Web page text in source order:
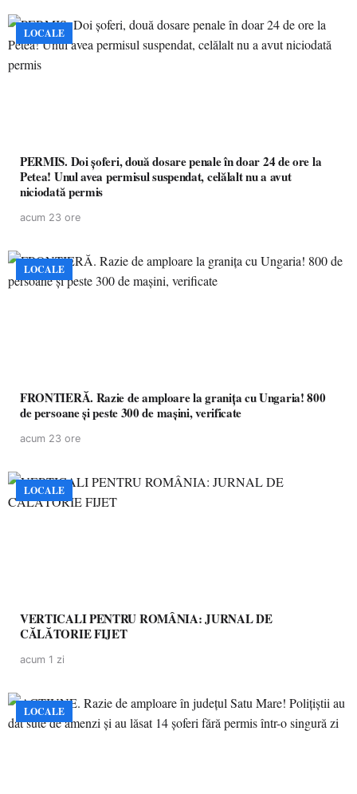
LOCALE
PERMIS. Doi șoferi, două dosare penale în doar 24 de ore la
Petea! Unul avea permisul suspendat, celălalt nu a avut
niciodată permis
acum 23 ore
LOCALE
FRONTIERĂ. Razie de amploare la granița cu Ungaria! 800
de persoane și peste 300 de mașini, verificate
acum 23 ore
LOCALE
VERTICALI PENTRU ROMÂNIA: JURNAL DE
CĂLĂTORIE FIJET
acum 1 zi
LOCALE